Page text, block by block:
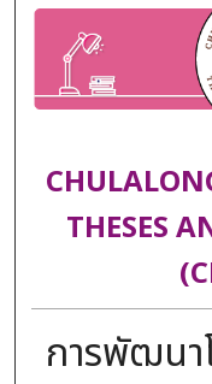
THESES
การพัฒนา